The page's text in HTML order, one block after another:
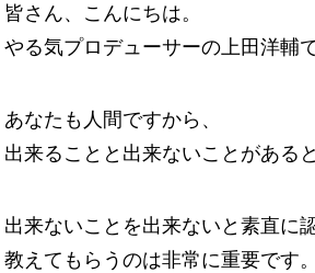
皆さん、こんにちは。
やる気プロデューサーの上田洋輔で
あなたも人間ですから、
出来ることと出来ないことがある
出来ないことを出来ないと素直に
教えてもらうのは非常に重要です。